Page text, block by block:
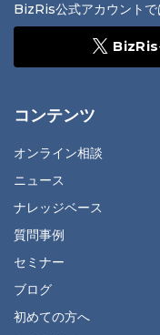
BizRis公式アカウントで
BizRis
コンテンツ
オンライン相談
ニュース
ナレッジベース
質問事例
セミナー
ブログ
初めての方へ